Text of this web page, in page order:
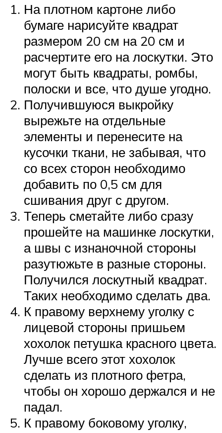
На плотном картоне либо
бумаге нарисуйте квадрат
размером 20 см на 20 см и
расчертите его на лоскутки. Это
могут быть квадраты, ромбы,
полоски и все, что душе угодно.
Получившуюся выкройку
вырежьте на отдельные
элементы и перенесите на
кусочки ткани, не забывая, что
со всех сторон необходимо
добавить по 0,5 см для
сшивания друг с другом.
Теперь сметайте либо сразу
прошейте на машинке лоскутки,
а швы с изнаночной стороны
разутюжьте в разные стороны.
Получился лоскутный квадрат.
Таких необходимо сделать два.
К правому верхнему уголку с
лицевой стороны пришьем
хохолок петушка красного цвета.
Лучше всего этот хохолок
сделать из плотного фетра,
чтобы он хорошо держался и не
падал.
К правому боковому уголку,